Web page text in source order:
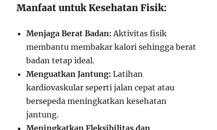
Manfaat untuk Kesehatan Fisik:
Menjaga Berat Badan: Aktivitas fisik
membantu membakar kalori sehingga berat
badan tetap ideal.
Menguatkan Jantung: Latihan
kardiovaskular seperti jalan cepat atau
bersepeda meningkatkan kesehatan
jantung.
Meningkatkan Fleksibilitas dan